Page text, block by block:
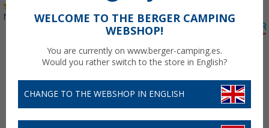
Nº de artículo 146390
WELCOME TO THE BERGER CAMPING
WEBSHOP!
You are currently on www.berger-camping.es.
Would you rather switch to the store in English?
CHANGE TO THE WEBSHOP IN ENGLISH